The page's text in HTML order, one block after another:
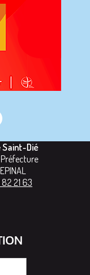
Saint-Dié
EPINAL
21 63